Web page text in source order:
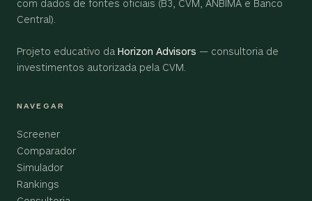
com dados de fontes oficiais (B3, CVM, ANBIMA e Banco
Central).
Projeto educativo da Horizon Advisors — consultoria de
investimentos autorizada pela CVM.
NAVEGAR
Screener
Comparador
Simulador
Rankings